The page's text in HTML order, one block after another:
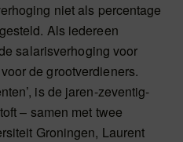
niet als percentage
Als iedereen
salarisverhoging voor
de grootverdieners.
is de jaren-zeventig-
– samen met twee
Groningen, Laurent